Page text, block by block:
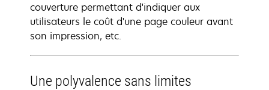
couverture permettant d'indiquer aux
utilisateurs le coût d'une page couleur avant
son impression, etc.
Une polyvalence sans limites